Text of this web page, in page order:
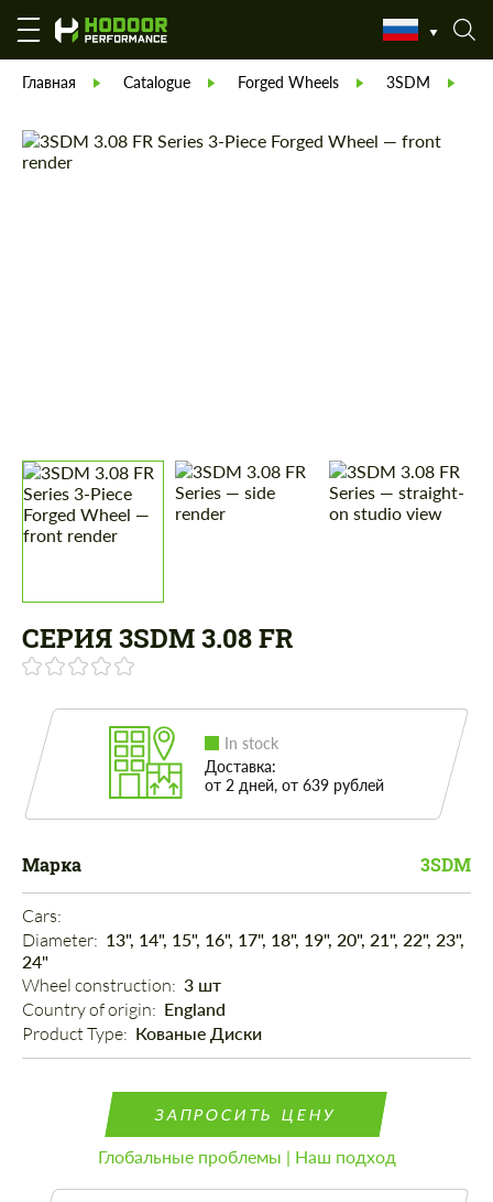
Главная Catalogue Forged Wheels 3SDM
СЕРИЯ 3SDM 3.08 FR
In stock
Доставка:
от 2 дней, от 639 рублей
Марка 3SDM
Cars:
Diameter: 13", 14", 15", 16", 17", 18", 19", 20", 21", 22", 23",
24"
Wheel construction: 3 шт
Country of origin: England
Product Type: Кованые Диски
ЗАПРОСИТЬ ЦЕНУ
Глобальные проблемы | Наш подход